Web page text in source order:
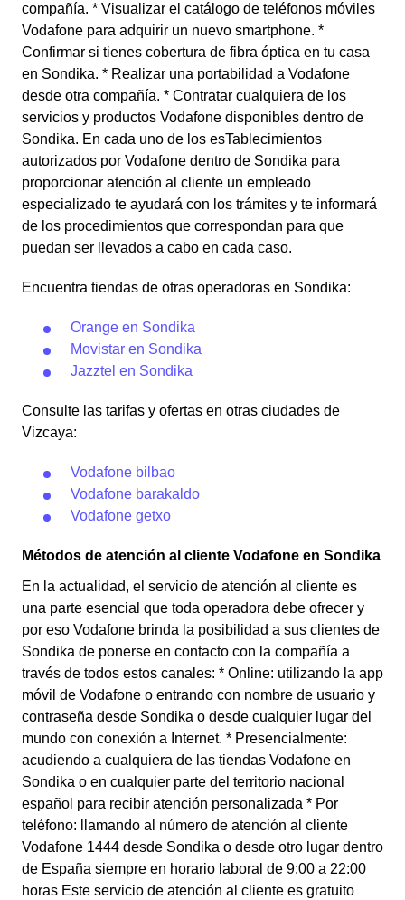
compañía. * Visualizar el catálogo de teléfonos móviles
Vodafone para adquirir un nuevo smartphone. *
Confirmar si tienes cobertura de fibra óptica en tu casa
en Sondika. * Realizar una portabilidad a Vodafone
desde otra compañía. * Contratar cualquiera de los
servicios y productos Vodafone disponibles dentro de
Sondika. En cada uno de los esTablecimientos
autorizados por Vodafone dentro de Sondika para
proporcionar atención al cliente un empleado
especializado te ayudará con los trámites y te informará
de los procedimientos que correspondan para que
puedan ser llevados a cabo en cada caso.
Encuentra tiendas de otras operadoras en Sondika:
Orange en Sondika
Movistar en Sondika
Jazztel en Sondika
Consulte las tarifas y ofertas en otras ciudades de
Vizcaya:
Vodafone bilbao
Vodafone barakaldo
Vodafone getxo
Métodos de atención al cliente Vodafone en Sondika
En la actualidad, el servicio de atención al cliente es
una parte esencial que toda operadora debe ofrecer y
por eso Vodafone brinda la posibilidad a sus clientes de
Sondika de ponerse en contacto con la compañía a
través de todos estos canales: * Online: utilizando la app
móvil de Vodafone o entrando con nombre de usuario y
contraseña desde Sondika o desde cualquier lugar del
mundo con conexión a Internet. * Presencialmente:
acudiendo a cualquiera de las tiendas Vodafone en
Sondika o en cualquier parte del territorio nacional
español para recibir atención personalizada * Por
teléfono: llamando al número de atención al cliente
Vodafone 1444 desde Sondika o desde otro lugar dentro
de España siempre en horario laboral de 9:00 a 22:00
horas Este servicio de atención al cliente es gratuito